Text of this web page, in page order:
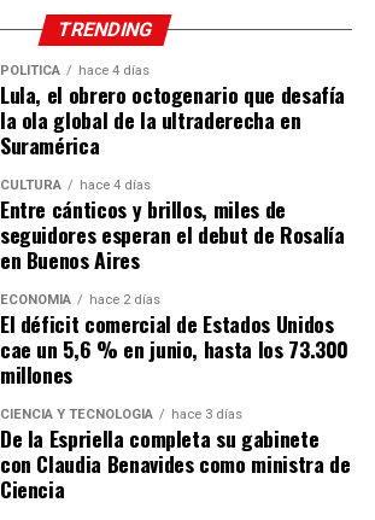
TRENDING
POLÍTICA hace 4 días
Lula, el obrero octogenario que desafía
la ola global de la ultraderecha en
Suramérica
CULTURA hace 4 días
Entre cánticos y brillos, miles de
seguidores esperan el debut de Rosalía
en Buenos Aires
ECONOMÍA hace 2 días
El déficit comercial de Estados Unidos
cae un 5,6 % en junio, hasta los 73.300
millones
CIENCIA Y TECNOLOGÍA hace 3 días
De la Espriella completa su gabinete
con Claudia Benavides como ministra de
Ciencia